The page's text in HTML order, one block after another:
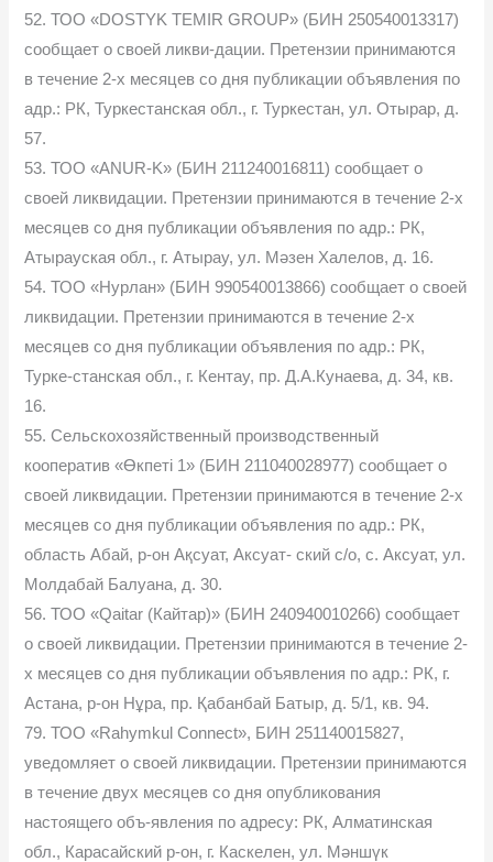
52. ТОО «DOSTYK TEMIR GROUP» (БИН 250540013317)
сообщает о своей ликви-дации. Претензии принимаются
в течение 2-х месяцев со дня публикации объявления по
адр.: РК, Туркестанская обл., г. Туркестан, ул. Отырар, д.
57.
53. ТОО «ANUR-K» (БИН 211240016811) сообщает о
своей ликвидации. Претензии принимаются в течение 2-х
месяцев со дня публикации объявления по адр.: РК,
Атырауская обл., г. Атырау, ул. Мәзен Халелов, д. 16.
54. ТОО «Нурлан» (БИН 990540013866) сообщает о своей
ликвидации. Претензии принимаются в течение 2-х
месяцев со дня публикации объявления по адр.: РК,
Турке-станская обл., г. Кентау, пр. Д.А.Кунаева, д. 34, кв.
16.
55. Сельскохозяйственный производственный
кооператив «Өкпеті 1» (БИН 211040028977) сообщает о
своей ликвидации. Претензии принимаются в течение 2-х
месяцев со дня публикации объявления по адр.: РК,
область Абай, р-он Ақсуат, Аксуат- ский с/о, с. Аксуат, ул.
Молдабай Балуана, д. 30.
56. ТОО «Qaitar (Кайтар)» (БИН 240940010266) сообщает
о своей ликвидации. Претензии принимаются в течение 2-
х месяцев со дня публикации объявления по адр.: РК, г.
Астана, р-он Нұра, пр. Қабанбай Батыр, д. 5/1, кв. 94.
79. ТОО «Rahymkul Connect», БИН 251140015827,
уведомляет о своей ликвидации. Претензии принимаются
в течение двух месяцев со дня опубликования
настоящего объ-явления по адресу: РК, Алматинская
обл., Карасайский р-он, г. Каскелен, ул. Мәншүк